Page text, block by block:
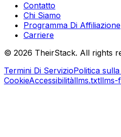
Contatto
Chi Siamo
Programma Di Affiliazione
Carriere
© 2026 TheirStack. All rights
Termini Di ServizioPolitica
CookieAccessibilitàllms.txtllms-